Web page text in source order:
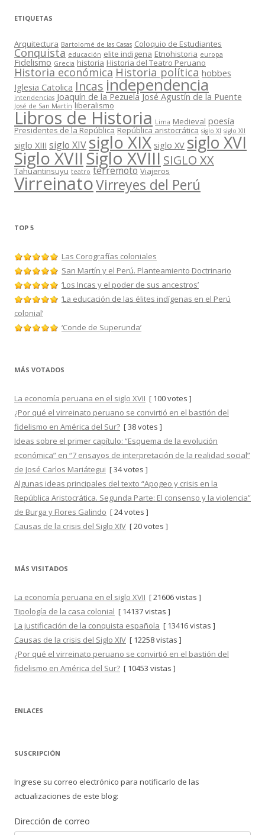
ETIQUETAS
Arquitectura Bartolomé de las Casas Coloquio de Estudiantes
Conquista educación elite indigena Etnohistoria europa
Fidelismo Grecia historia Historia del Teatro Peruano
Historia económica Historia política hobbes
Iglesia Catolica Incasindependencia
intendencias Joaquín de la Pezuela José Agustín de la Puente
José de San Martín liberalismo
Libros de Historia Lima Medieval poesía
Presidentes de la República República aristocrática siglo XI siglo XII
siglo XIII siglo XIV siglo XIX siglo XV siglo XVI
Siglo XVIISiglo XVIIISIGLO XX
Tahuantinsuyu teatro terremoto Viajeros
VirreinatoVirreyes del Perú
TOP 5
Las Corografías coloniales
San Martín y el Perú. Planteamiento Doctrinario
‘Los Incas y el poder de sus ancestros’
‘La educación de las élites indígenas en el Perú
colonial’
‘Conde de Superunda’
MÁS VOTADOS
La economía peruana en el siglo XVII [ 100 votes ]
¿Por qué el virreinato peruano se convirtió en el bastión del
fidelismo en América del Sur? [ 38 votes ]
Ideas sobre el primer capítulo: “Esquema de la evolución
económica” en “7 ensayos de interpretación de la realidad social”
de José Carlos Mariátegui [ 34 votes ]
Algunas ideas principales del texto “Apogeo y crisis en la
República Aristocrática. Segunda Parte: El consenso y la violencia”
de Burga y Flores Galindo [ 24 votes ]
Causas de la crisis del Siglo XIV [ 20 votes ]
MÁS VISITADOS
La economía peruana en el siglo XVII [ 21606 vistas ]
Tipología de la casa colonial [ 14137 vistas ]
La justificación de la conquista española [ 13416 vistas ]
Causas de la crisis del Siglo XIV [ 12258 vistas ]
¿Por qué el virreinato peruano se convirtió en el bastión del
fidelismo en América del Sur? [ 10453 vistas ]
ENLACES
SUSCRIPCIÓN
Ingrese su correo electrónico para notificarlo de las
actualizaciones de este blog:
Dirección de correo